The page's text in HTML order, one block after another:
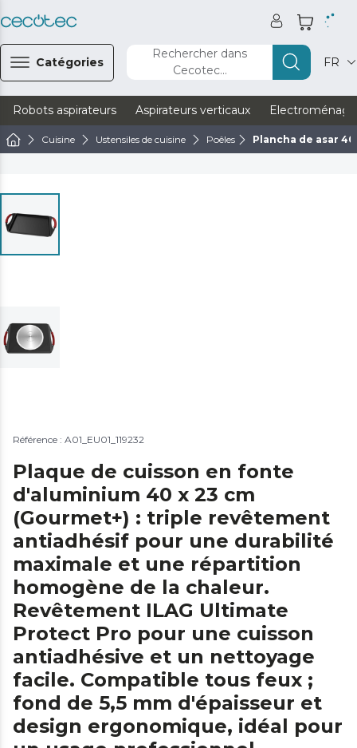
Catégories
Rechercher dans
Cecotec...
FR
Robots aspirateurs Aspirateurs verticaux
Cuisine Ustensiles de cuisine Poêles Plancha de asar
Référence : A01_EU01_119232
Plaque de cuisson en fonte
d'aluminium 40 x 23 cm
(Gourmet+) : triple revêtement
antiadhésif pour une durabilité
maximale et une répartition
homogène de la chaleur.
Revêtement ILAG Ultimate
Protect Pro pour une cuisson
antiadhésive et un nettoyage
facile. Compatible tous feux ;
fond de 5,5 mm d'épaisseur et
design ergonomique, idéal pour